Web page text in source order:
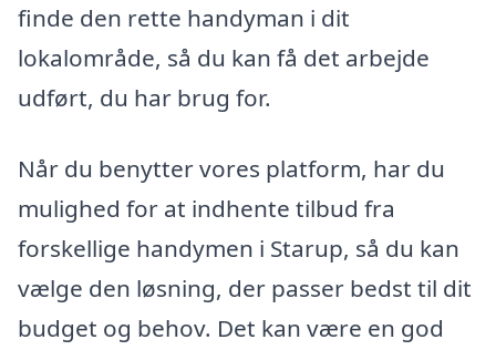
finde den rette handyman i dit
lokalområde, så du kan få det arbejde
udført, du har brug for.
Når du benytter vores platform, har du
mulighed for at indhente tilbud fra
forskellige handymen i Starup, så du kan
vælge den løsning, der passer bedst til dit
budget og behov. Det kan være en god